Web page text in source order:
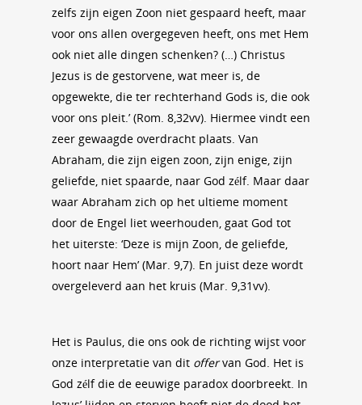
zelfs zijn eigen Zoon niet gespaard heeft, maar
voor ons allen overgegeven heeft, ons met Hem
ook niet alle dingen schenken? (…) Christus
Jezus is de gestorvene, wat meer is, de
opgewekte, die ter rechterhand Gods is, die ook
voor ons pleit.’ (Rom. 8,32vv). Hiermee vindt een
zeer gewaagde overdracht plaats. Van
Abraham, die zijn eigen zoon, zijn enige, zijn
geliefde, niet spaarde, naar God zélf. Maar daar
waar Abraham zich op het ultieme moment
door de Engel liet weerhouden, gaat God tot
het uiterste: ‘Deze is mijn Zoon, de geliefde,
hoort naar Hem’ (Mar. 9,7). En juist deze wordt
overgeleverd aan het kruis (Mar. 9,31vv).
Het is Paulus, die ons ook de richting wijst voor
onze interpretatie van dit offervan God. Het is
God zélf die de eeuwige paradox doorbreekt. In